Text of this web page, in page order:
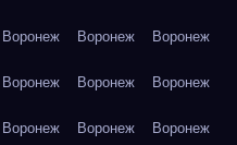
Воронеж Воронеж Воронеж
Воронеж Воронеж Воронеж
Воронеж Воронеж Воронеж